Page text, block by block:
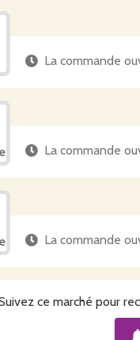
La commande
La commande
La commande
ce marché pour